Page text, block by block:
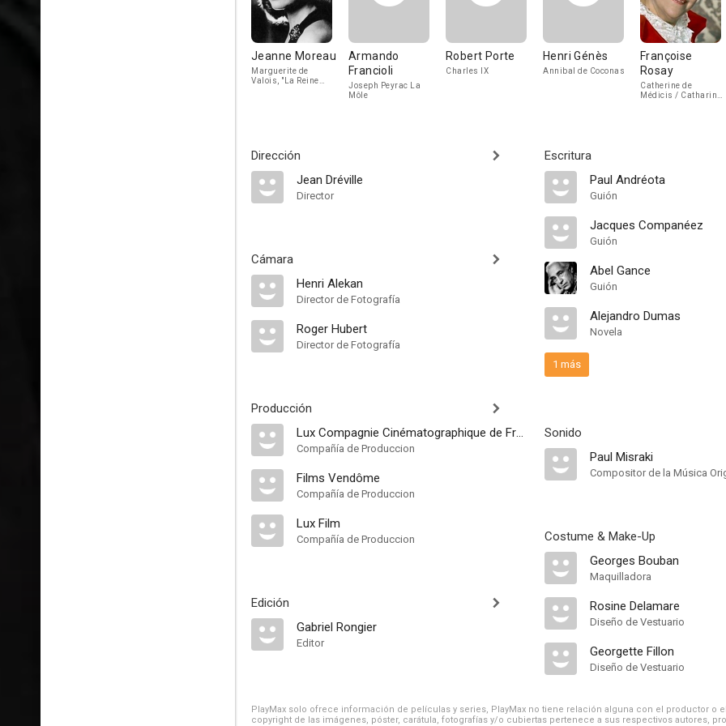
Jeanne Moreau
Marguerite de
Valois, "La Reine
Armando
Francioli
Joseph Peyrac La
Môle
Robert Porte
Charles IX
Henri Génès
Annibal de Coconas
Françoise
Rosay
Catherine de
Médicis / Catharine
Dirección
Jean Dréville
Director
Cámara
Henri Alekan
Director de Fotografía
Roger Hubert
Director de Fotografía
Producción
Lux Compagnie Cinématographique de France
Compañía de Produccion
Films Vendôme
Compañía de Produccion
Lux Film
Compañía de Produccion
Edición
Gabriel Rongier
Editor
Escritura
Paul Andréota
Guión
Jacques Companéez
Guión
Abel Gance
Guión
Alejandro Dumas
Novela
1 más
Sonido
Paul Misraki
Compositor de la Música
Costume & Make-Up
Georges Bouban
Maquilladora
Rosine Delamare
Diseño de Vestuario
Georgette Fillon
Diseño de Vestuario
PlayMax solo ofrece información de películas y series, PlayMax no tiene relación alguna con el productor o
copyright de las imágenes, póster, carátula, fotografías y/o cubiertas pertenece a sus respectivos autores,